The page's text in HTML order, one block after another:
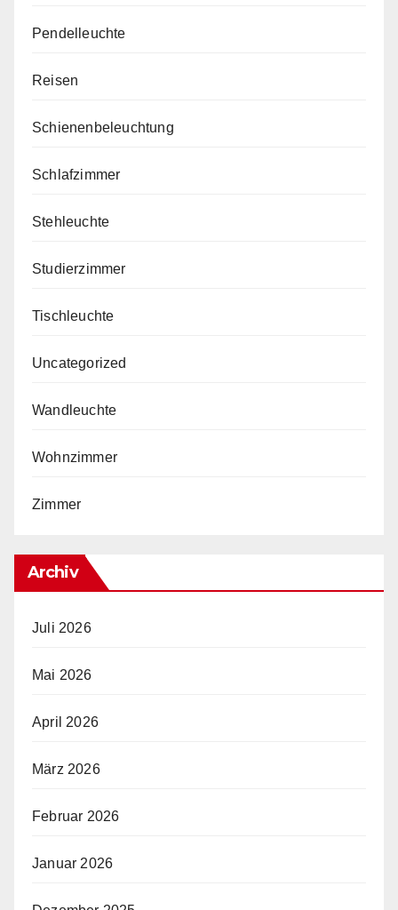
Pendelleuchte
Reisen
Schienenbeleuchtung
Schlafzimmer
Stehleuchte
Studierzimmer
Tischleuchte
Uncategorized
Wandleuchte
Wohnzimmer
Zimmer
Archiv
Juli 2026
Mai 2026
April 2026
März 2026
Februar 2026
Januar 2026